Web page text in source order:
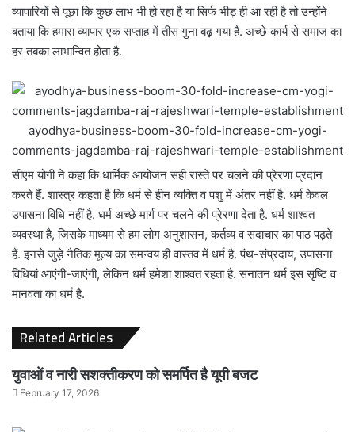
व्यापारियों से पूछा कि कुछ लाभ भी हो रहा है या सिर्फ भीड़ ही आ रही है तो उन्होंने
बताया कि हमारा व्यापार एक सप्ताह में तीस गुना बढ़ गया है. अच्छे कार्य से समाज का
हर तबका लाभान्वित होता है.
ayodhya-business-boom-30-fold-increase-cm-yogi-
comments-jagdamba-raj-rajeshwari-temple-establishment
सीएम योगी ने कहा कि धार्मिक आयोजन सही रास्ते पर चलने की प्रेरणा प्रदान
करते हैं. शास्त्र कहता है कि धर्म से हीन व्यक्ति व पशु में अंतर नहीं है. धर्म केवल
उपासना विधि नहीं है. धर्म अच्छे मार्ग पर चलने की प्रेरणा देता है. धर्म शाश्वत
व्यवस्था है, जिसके माध्यम से हम लोग अनुशासन, कर्तव्य व सदाचार का पाठ पढ़ते
हैं. इनसे जुड़े नैतिक मूल्य का समन्वय ही वास्तव में धर्म है. पंथ-संप्रदाय, उपासना
विधियां आएंगी-जाएंगी, लेकिन धर्म हमेशा शाश्वत रहता है. सनातन धर्म इस सृष्टि व
मानवता का धर्म है.
Related Articles
युवाओं व नारी सशक्तीकरण को समर्पित है यूपी बजट
February 17, 2026